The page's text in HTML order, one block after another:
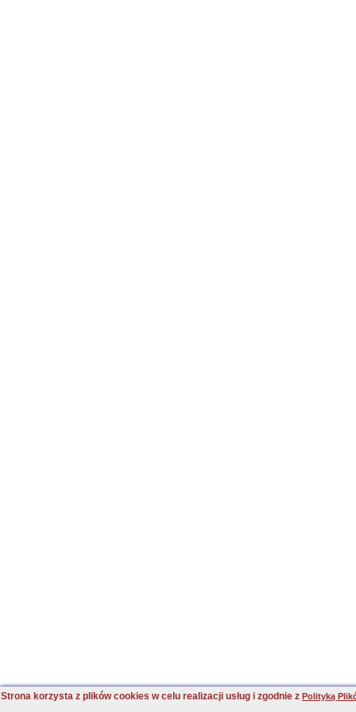
Strona korzysta z plików cookies w celu realizacji usług i zgodnie z Polityką